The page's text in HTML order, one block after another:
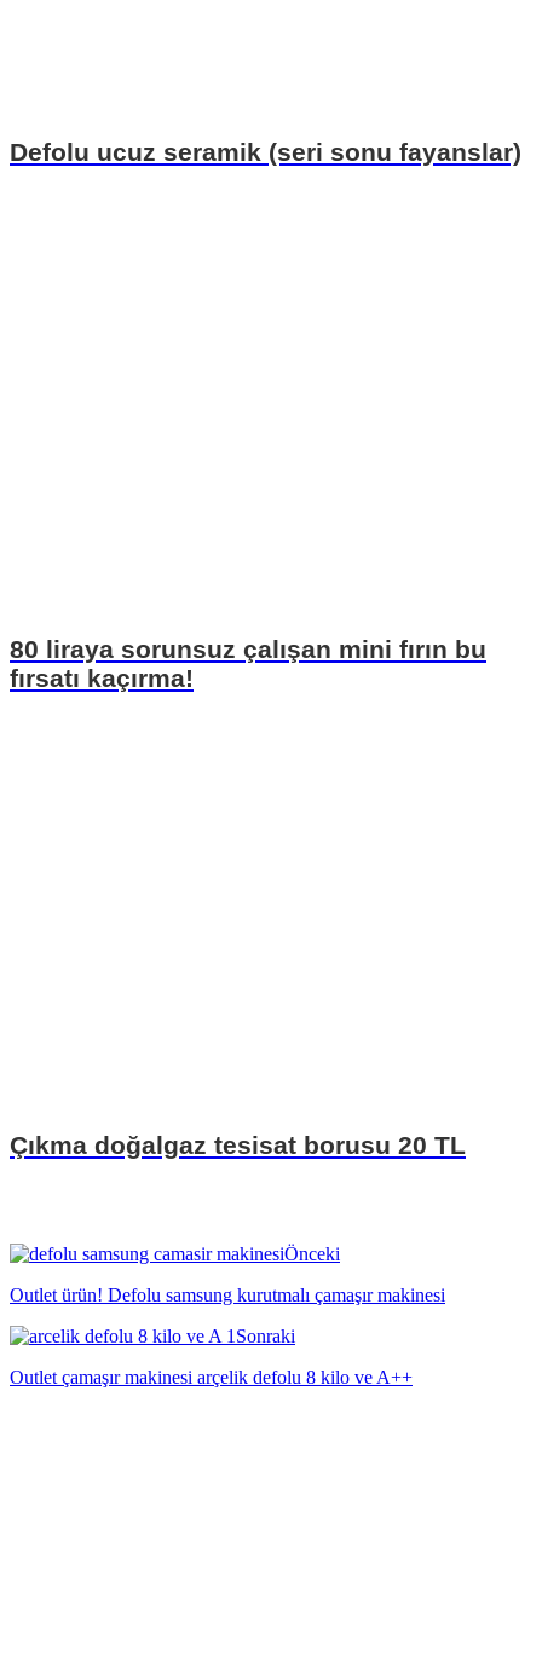
Defolu ucuz seramik (seri sonu fayanslar)
80 liraya sorunsuz çalışan mini fırın bu
fırsatı kaçırma!
Çıkma doğalgaz tesisat borusu 20 TL
Önceki
Outlet ürün! Defolu samsung kurutmalı çamaşır makinesi
Sonraki
Outlet çamaşır makinesi arçelik defolu 8 kilo ve A++